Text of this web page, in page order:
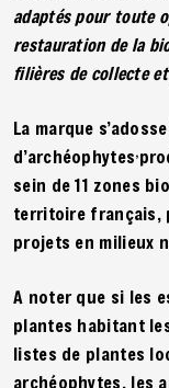
adaptés pour toute
restauration de la
filières de collecte
La marque
d’archéophytes,
sein de 11 zones
territoire français,
projets en milieux
A noter que si les
plantes habitant
listes de plantes
archéophytes, les